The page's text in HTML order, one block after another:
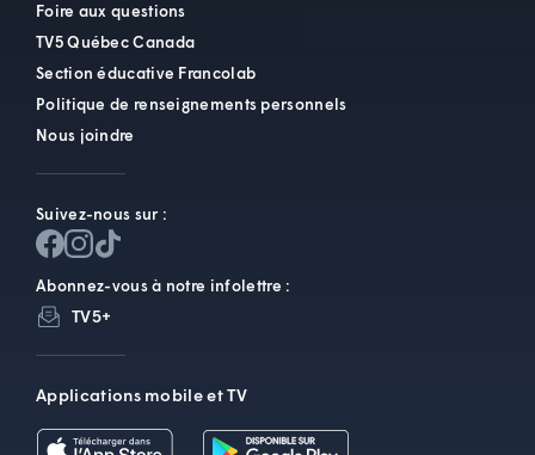
Foire aux questions
TV5 Québec Canada
Section éducative Francolab
Politique de renseignements personnels
Nous joindre
Suivez-nous sur :
Abonnez-vous à notre infolettre :
TV5+
Applications mobile et TV